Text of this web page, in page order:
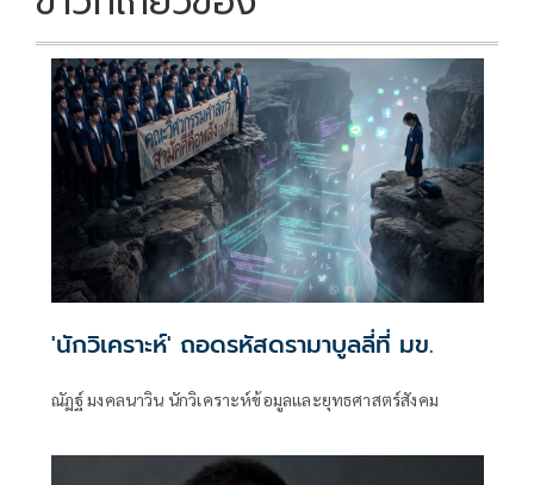
'นักวิเคราะห์' ถอดรหัสดรามาบูลลี่ที่ มข.
ณัฏฐ์ มงคลนาวิน นักวิเคราะห์ข้อมูลและยุทธศาสตร์สังคม